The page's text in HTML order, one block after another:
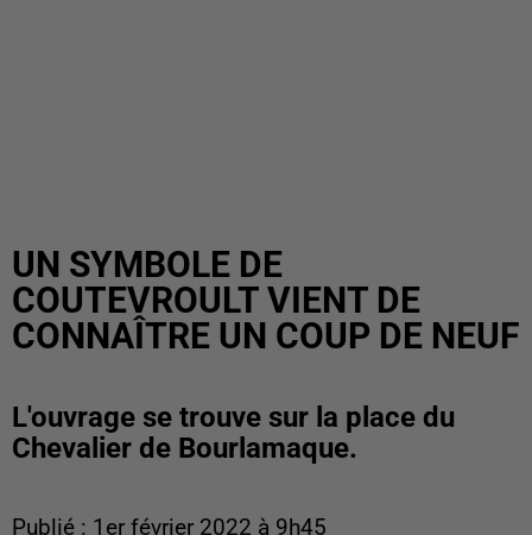
UN SYMBOLE DE
COUTEVROULT VIENT DE
CONNAÎTRE UN COUP DE NEUF
L'ouvrage se trouve sur la place du
Chevalier de Bourlamaque.
Publié : 1er février 2022 à 9h45